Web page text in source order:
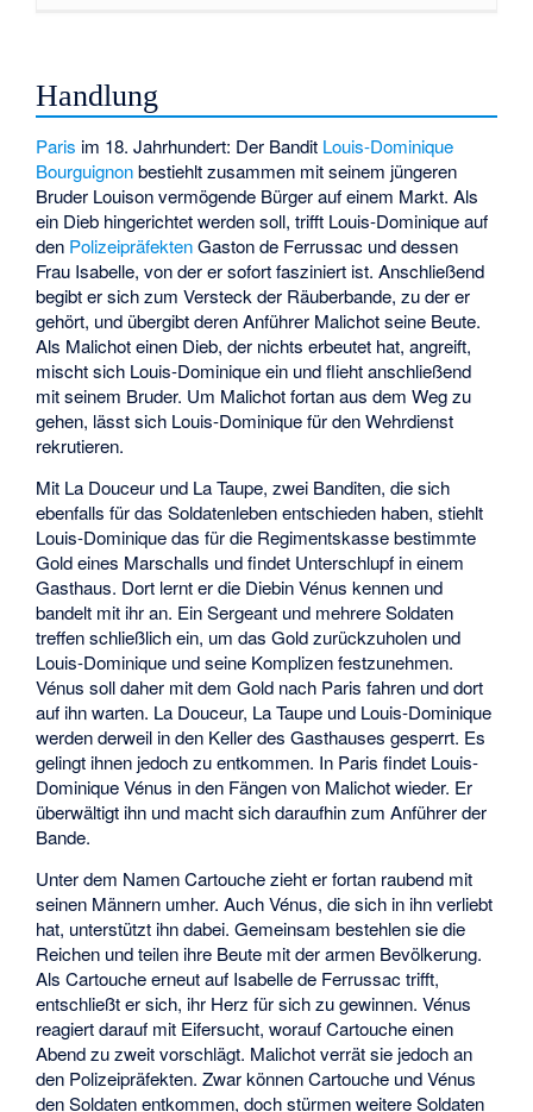
Handlung
Paris im 18. Jahrhundert: Der Bandit Louis-Dominique
Bourguignonbestiehlt zusammen mit seinem jüngeren
Bruder Louison vermögende Bürger auf einem Markt. Als
ein Dieb hingerichtet werden soll, trifft Louis-Dominique auf
den PolizeipräfektenGaston de Ferrussac und dessen
Frau Isabelle, von der er sofort fasziniert ist. Anschließend
begibt er sich zum Versteck der Räuberbande, zu der er
gehört, und übergibt deren Anführer Malichot seine Beute.
Als Malichot einen Dieb, der nichts erbeutet hat, angreift,
mischt sich Louis-Dominique ein und flieht anschließend
mit seinem Bruder. Um Malichot fortan aus dem Weg zu
gehen, lässt sich Louis-Dominique für den Wehrdienst
rekrutieren.
Mit La Douceur und La Taupe, zwei Banditen, die sich
ebenfalls für das Soldatenleben entschieden haben, stiehlt
Louis-Dominique das für die Regimentskasse bestimmte
Gold eines Marschalls und findet Unterschlupf in einem
Gasthaus. Dort lernt er die Diebin Vénus kennen und
bandelt mit ihr an. Ein Sergeant und mehrere Soldaten
treffen schließlich ein, um das Gold zurückzuholen und
Louis-Dominique und seine Komplizen festzunehmen.
Vénus soll daher mit dem Gold nach Paris fahren und dort
auf ihn warten. La Douceur, La Taupe und Louis-Dominique
werden derweil in den Keller des Gasthauses gesperrt. Es
gelingt ihnen jedoch zu entkommen. In Paris findet Louis-
Dominique Vénus in den Fängen von Malichot wieder. Er
überwältigt ihn und macht sich daraufhin zum Anführer der
Bande.
Unter dem Namen Cartouche zieht er fortan raubend mit
seinen Männern umher. Auch Vénus, die sich in ihn verliebt
hat, unterstützt ihn dabei. Gemeinsam bestehlen sie die
Reichen und teilen ihre Beute mit der armen Bevölkerung.
Als Cartouche erneut auf Isabelle de Ferrussac trifft,
entschließt er sich, ihr Herz für sich zu gewinnen. Vénus
reagiert darauf mit Eifersucht, worauf Cartouche einen
Abend zu zweit vorschlägt. Malichot verrät sie jedoch an
den Polizeipräfekten. Zwar können Cartouche und Vénus
den Soldaten entkommen, doch stürmen weitere Soldaten